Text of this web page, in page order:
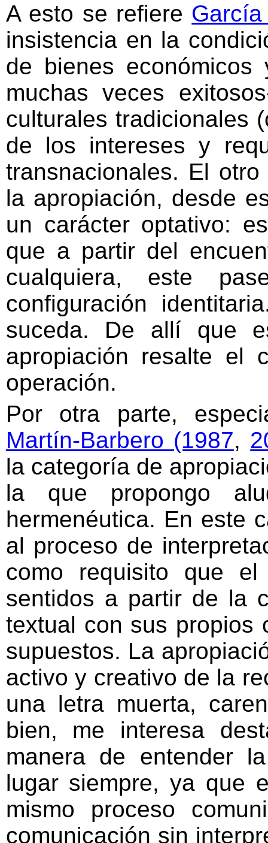
A esto se refiere
insistencia en la
de bienes
muchas veces
culturales tradicionales
de los intereses y
transnacionales. El
la apropiación, desde
un carácter optativo:
que a partir del
cualquiera, este
configuración
suceda. De allí que
apropiación resalte el
operación.
Por otra parte,
Martín-Barbero (1987,
la categoría de
la que propongo
hermenéutica. En este
al proceso de
como requisito que el
sentidos a partir de la
textual con sus propios
supuestos. La
activo y creativo de la
una letra muerta,
bien, me interesa
manera de entender
lugar siempre, ya que
mismo proceso
comunicación sin